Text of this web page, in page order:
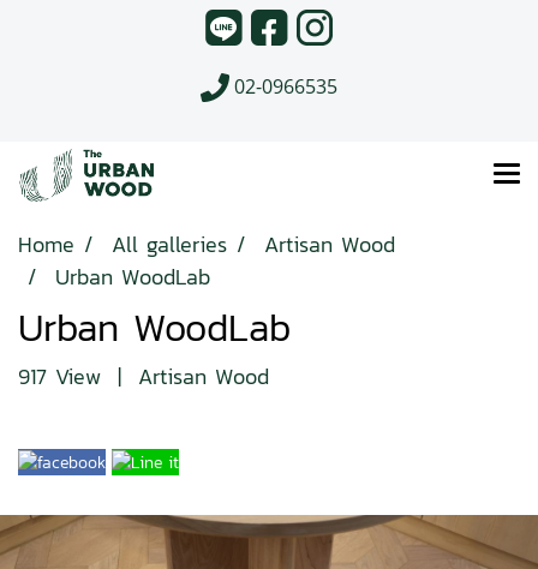
02-0966535
Home All galleries
Artisan Wood
Urban WoodLab
Urban WoodLab
917 View | Artisan Wood